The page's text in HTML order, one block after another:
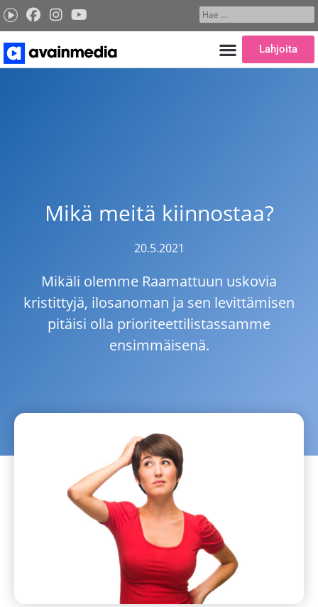
Siirry
sisältöön
Search
...
Lahjoita
Mikä meitä kiinnostaa?
20.5.2021
Mikäli olemme Raamattuun uskovia
kristittyjä, ilosanoman ja sen levittämisen
pitäisi olla prioriteettilistassamme
ensimmäisenä.